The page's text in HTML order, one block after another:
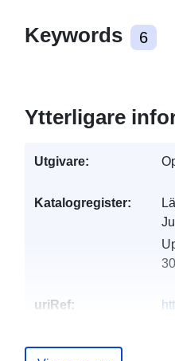
Keywords 6
Ytterligare
Utgivare:
Katalogregister:
uriRef: